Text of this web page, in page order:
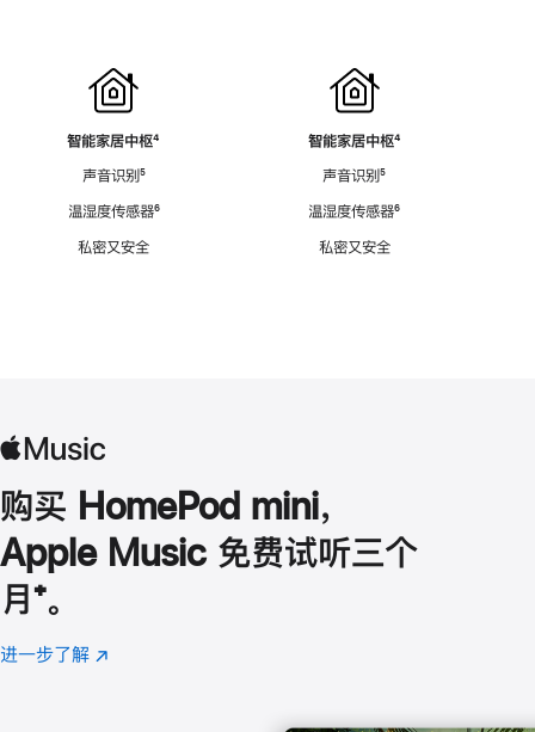
智能家居中枢脚
⁴
声音识别脚
⁵
温湿度传感器脚
⁶
私密又安全
智能家居中枢脚
⁴
声音识别脚
⁵
温湿度传感器脚
⁶
私密又安全
购买 HomePod mini，
Apple Music 免费试听三个
月 脚
注
⁺。
进一步了解 Apple
(在